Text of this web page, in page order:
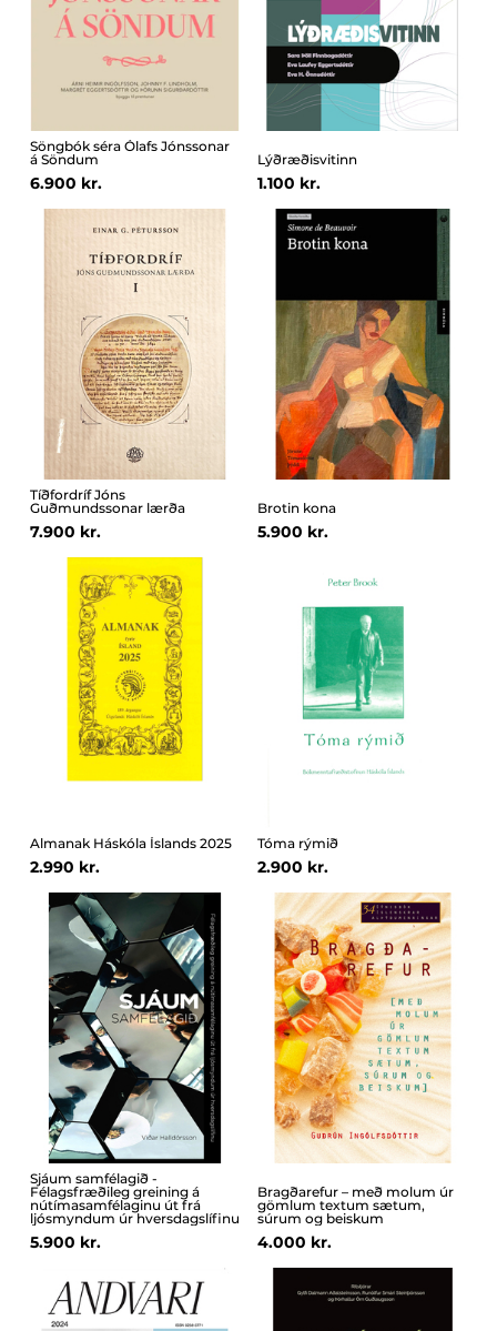
Söngbók séra Ólafs Jónssonar
á Söndum
6.900 kr.
Lýðræðisvitinn
1.100 kr.
Tíðfordríf Jóns
Guðmundssonar lærða
7.900 kr.
Brotin kona
5.900 kr.
Almanak Háskóla Íslands 2025
2.990 kr.
Tóma rýmið
2.900 kr.
Sjáum samfélagið -
Félagsfræðileg greining á
nútímasamfélaginu út frá
ljósmyndum úr hversdagslífinu
5.900 kr.
Bragðarefur – með molum úr
gömlum textum sætum,
súrum og beiskum
4.000 kr.